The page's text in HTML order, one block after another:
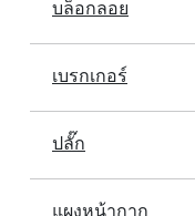
บล็อกลอย
เบรกเกอร์
ปลั๊ก
แผงหน้ากาก